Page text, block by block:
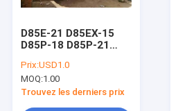
D85E-21 D85EX-15
D85P-18 D85P-21
utilisé le bouteur de
chenille de bouteur
de KOMATSU
Prix:USD1.0
MOQ:1.00
Trouvez les derniers prix